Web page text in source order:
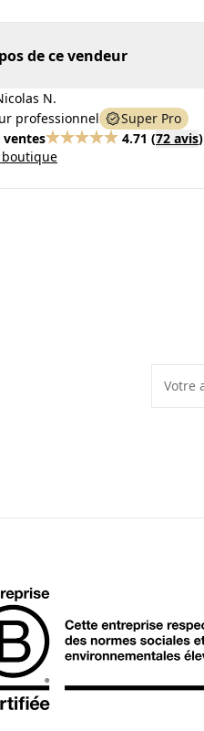
de ce vendeur
N.
professionnel
Super Pro
ventes
4.71 (72 avis)